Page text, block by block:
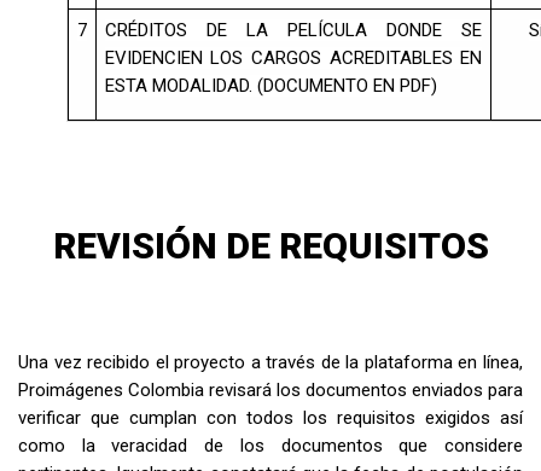
7
CRÉDITOS DE LA PELÍCULA DONDE SE
EVIDENCIEN LOS CARGOS ACREDITABLES EN
ESTA MODALIDAD. (DOCUMENTO EN PDF)
REVISIÓN DE REQUISITOS
Una vez recibido el proyecto a través de la plataforma en línea,
Proimágenes Colombia revisará los documentos enviados para
verificar que cumplan con todos los requisitos exigidos así
como la veracidad de los documentos que considere